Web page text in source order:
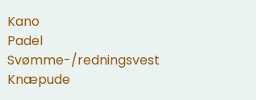
Kano
Padel
Svømme-/redningsvest
Knæpude